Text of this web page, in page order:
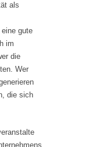
als
gute
im
die
Wer
die sich